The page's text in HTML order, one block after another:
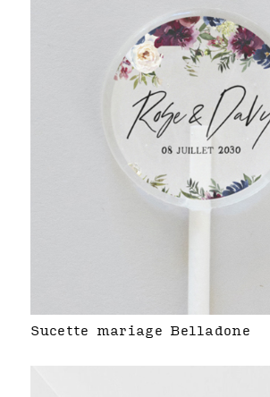
Sucette mariage Belladone